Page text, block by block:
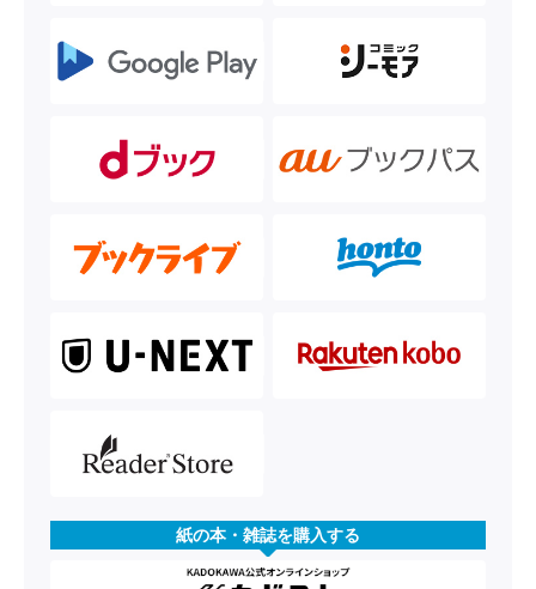
紙の本・雑誌を購入する